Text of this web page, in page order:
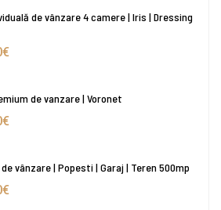
de vânzare 4 camere | Iris | Dressing
de vanzare | Voronet
de vânzare | Popesti | Garaj | Teren 500mp